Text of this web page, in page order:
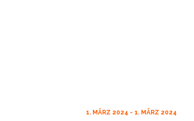
1. MÄRZ 2024 - 1. MÄRZ 2024